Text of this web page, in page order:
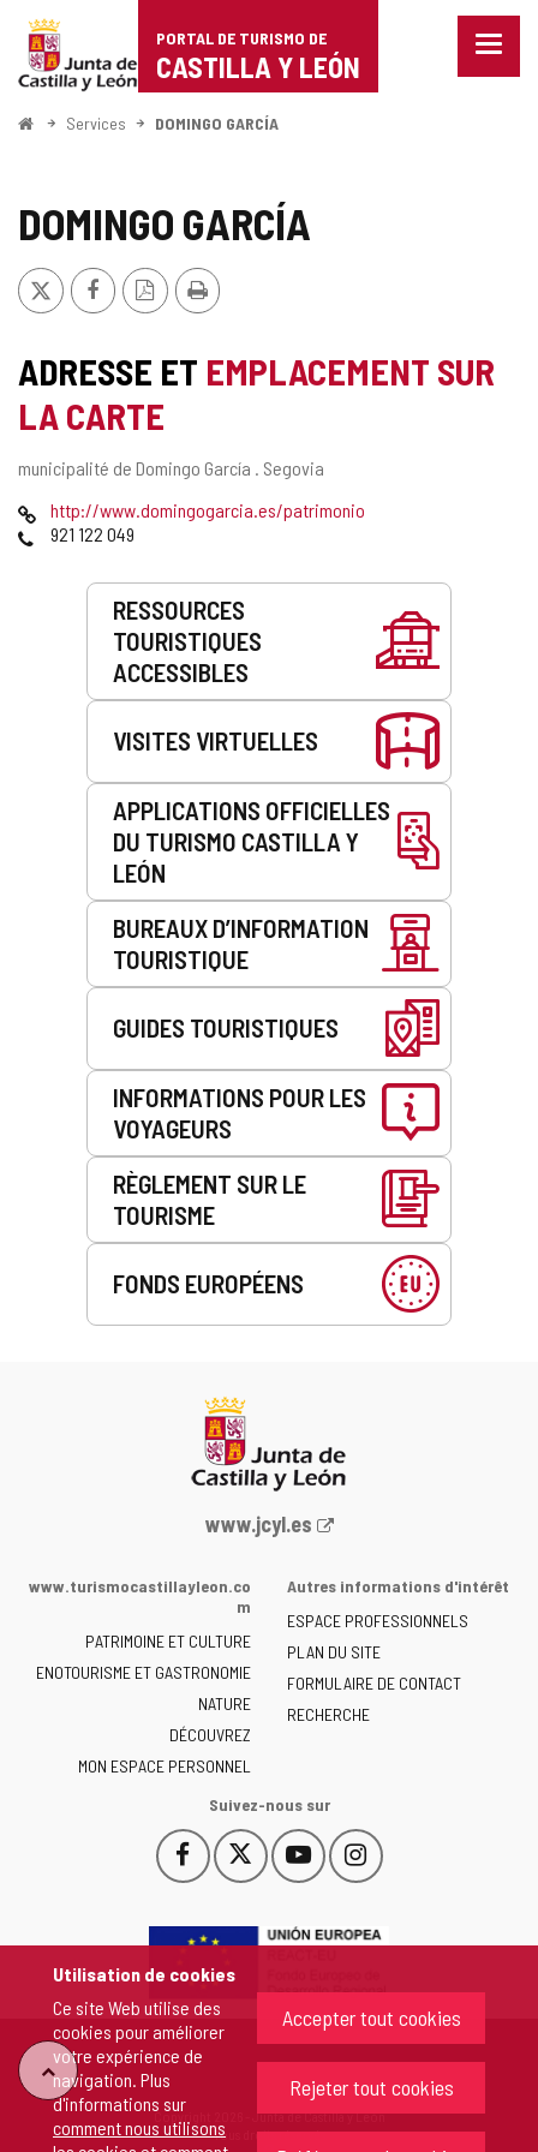
Utilisation de cookies
Ce site Web utilise des
cookies pour améliorer
votre expérience de
navigation. Plus
d'informations sur
comment nous utilisons
Accepter tout cookies
Rejeter tout cookies
Portal
de
Turismo
Castilla
León
PORTAL DE TURISMO DE
CASTILLA Y LEÓN
Menu
<
Services DOMINGO GARCÍA
DOMINGO GARCÍA
X FacebookVersion
PDF
Imprimer
ADRESSE ET EMPLACEMENT SUR
LA CARTE
Adresse
municipalité de Domingo García . Segovia
Page
Web
http://www.domingogarcia.es/patrimonio
Téléphones
921 122 049
Prestations
RESSOURCES
TOURISTIQUES
ACCESSIBLES
VISITES VIRTUELLES
APPLICATIONS OFFICIELLES
DU TURISMO CASTILLA Y
LEÓN
BUREAUX D’INFORMATION
TOURISTIQUE
GUIDES TOURISTIQUES
INFORMATIONS POUR LES
VOYAGEURS
RÈGLEMENT SUR LE
TOURISME
FONDS EUROPÉENS
Portail
la
de
Castilla
y
León
-
www.jcyl.es
www.turismocastillayleon.co
m
PATRIMOINE ET CULTURE
ENOTOURISME ET GASTRONOMIE
NATURE
DÉCOUVREZ
MON ESPACE PERSONNEL
Autres informations d'intérêt
ESPACE PROFESSIONNELS
PLAN DU SITE
FORMULAIRE DE CONTACT
RECHERCHE
Suivez-nous sur
Facebook
Este
enlace
abrirá
una
ventana
nueva.
Este
enlace
abrirá
ventana
nueva.
YouTube
Este
enlace
abrirá
ventana
nueva.
Instagram
Este
enlace
abrirá
ventana
nueva.
"Retour
Copyright 2026 - Junta de Castilla y León
Tous droits réservés